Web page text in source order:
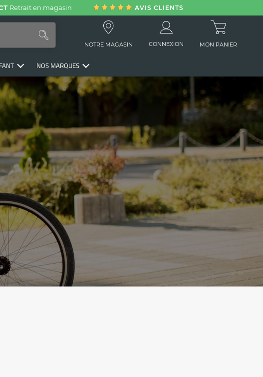
Retrait en magasin AVIS CLIENTS
NOTRE MAGASIN CONNEXION MON PANIER
NOS MARQUES